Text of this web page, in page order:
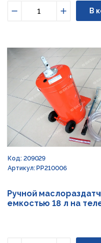
В
Код: 209029
Артикул: PP210006
Ручной
емкостью 18 л на